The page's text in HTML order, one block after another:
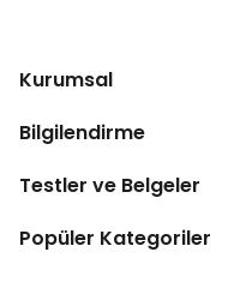
Kurumsal
Bilgilendirme
Testler ve Belgeler
Popüler Kategoriler